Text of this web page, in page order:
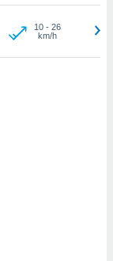
10- 26
km/h